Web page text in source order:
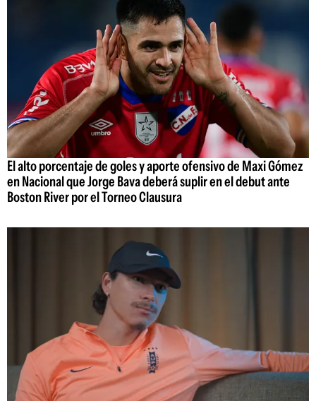
El alto porcentaje de goles y aporte ofensivo de Maxi Gómez
en Nacional que Jorge Bava deberá suplir en el debut ante
Boston River por el Torneo Clausura